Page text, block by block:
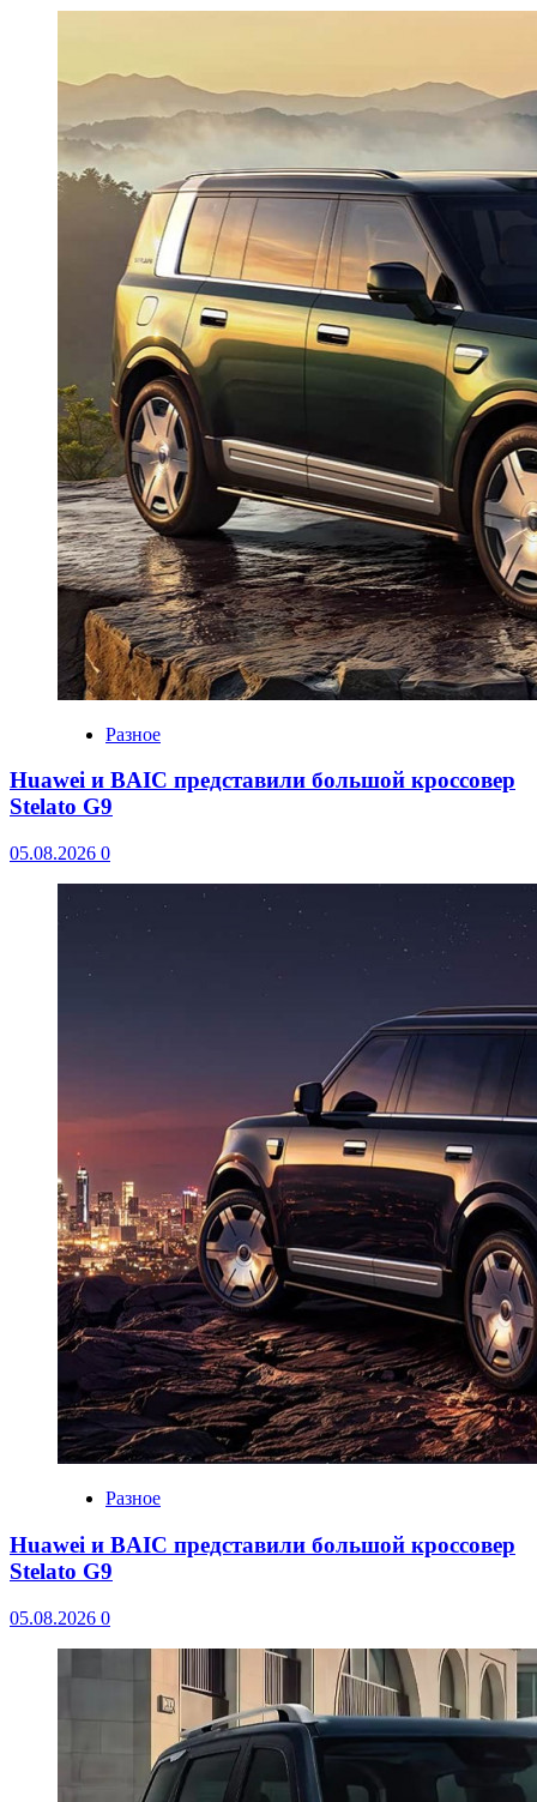
Разное
Huawei и BAIC представили большой кроссовер
Stelato G9
05.08.2026 0
Разное
Huawei и BAIC представили большой кроссовер
Stelato G9
05.08.2026 0